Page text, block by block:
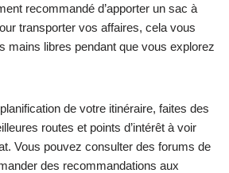
recommandé d’apporter un sac à
transporter vos affaires, cela vous
mains libres pendant que vous explorez
de votre itinéraire, faites des
routes et points d’intérêt à voir
Vous pouvez consulter des forums de
des recommandations aux